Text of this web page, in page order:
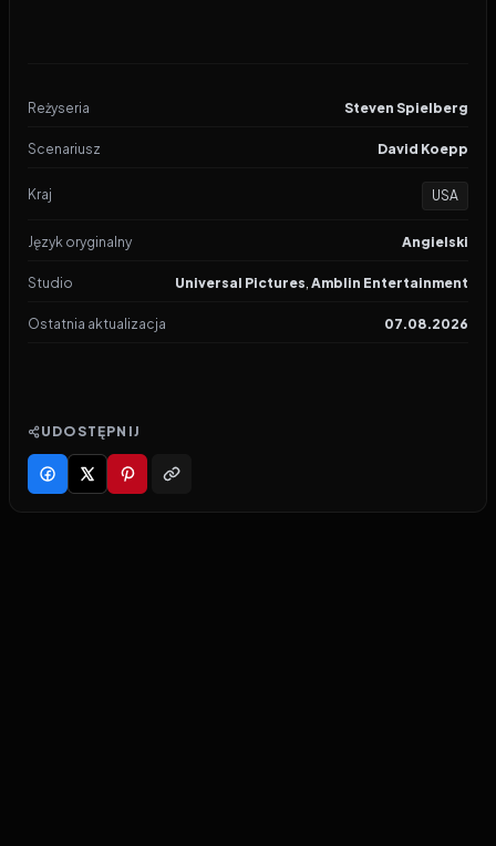
Reżyseria Steven Spielberg
Scenariusz David Koepp
Kraj USA
Język oryginalny Angielski
Studio Universal Pictures, Amblin Entertainment
Ostatnia aktualizacja 07.08.2026
UDOSTĘPNIJ